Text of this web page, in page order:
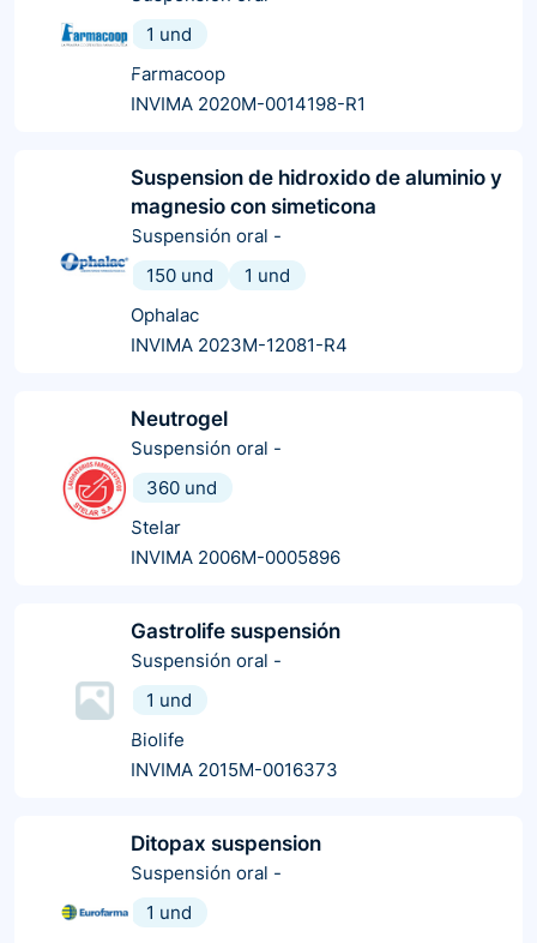
1 und
Farmacoop
INVIMA 2020M-0014198-R1
Suspension de hidroxido de aluminio y
magnesio con simeticona
Suspensión oral -
150 und
1 und
Ophalac
INVIMA 2023M-12081-R4
Neutrogel
Suspensión oral -
360 und
Stelar
INVIMA 2006M-0005896
Gastrolife suspensión
Suspensión oral -
1 und
Biolife
INVIMA 2015M-0016373
Ditopax suspension
Suspensión oral -
1 und